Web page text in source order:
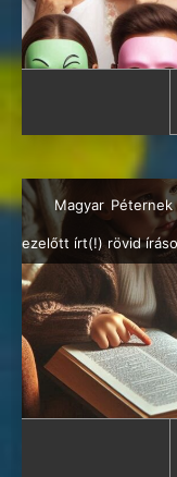
Magyar
ezelőtt írt(!) rövid